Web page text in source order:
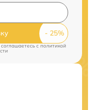
cполитикой